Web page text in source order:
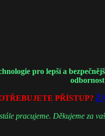
pro lepší a
PŘÍSTUP?
pracujeme. Děkujeme za